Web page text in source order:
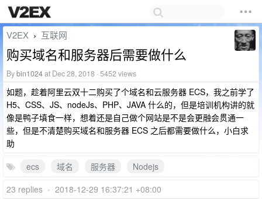
V2EX › 互联网
购买域名和服务器后需要做什么
Bybin1024at Dec 28, 2018 · 5452 views
如题，趁着阿里云双十二购买了个域名和云服务器 ECS，我之前学了
H5、CSS、JS、nodeJs、PHP、JAVA 什么的，但是培训机构讲的就
像是鸭子填食一样，想着还是自己做个网站是不是会更融会贯通一
些，但是不清楚购买域名和服务器 ECS 之后都需要做什么，小白求
助
ecs
域名 服务器
Nodejs
23 replies • 2018-12-29 16:37:21 +08:00